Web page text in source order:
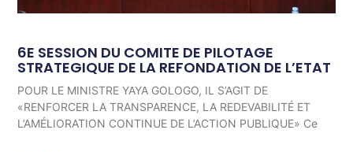
6E SESSION DU COMITE DE PILOTAGE
STRATEGIQUE DE LA REFONDATION DE L’ETAT
POUR LE MINISTRE YAYA GOLOGO, IL S’AGIT DE
«RENFORCER LA TRANSPARENCE, LA REDEVABILITÉ ET
L’AMÉLIORATION CONTINUE DE L’ACTION PUBLIQUE» Ce